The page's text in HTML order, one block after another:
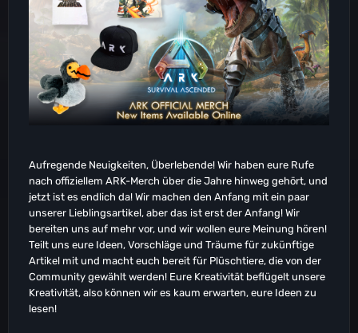
Aufregende Neuigkeiten, Überlebende! Wir haben eure Rufe
nach offiziellem ARK-Merch über die Jahre hinweg gehört, und
jetzt ist es endlich da! Wir machen den Anfang mit ein paar
unserer Lieblingsartikel, aber das ist erst der Anfang! Wir
bereiten uns auf mehr vor, und wir wollen eure Meinung hören!
Teilt uns eure Ideen, Vorschläge und Träume für zukünftige
Artikel mit und macht euch bereit für Plüschtiere, die von der
Community gewählt werden! Eure Kreativität beflügelt unsere
Kreativität, also können wir es kaum erwarten, eure Ideen zu
lesen!